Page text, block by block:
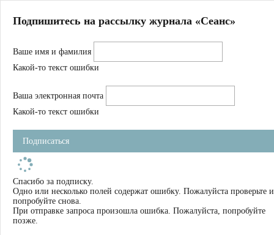
Магазин
Журнал
Школа
Устав
Фильмы
Имена
Тэги
О нас
Журнал
Книги
Подпишитесь на рассылку журнала «Сеанс»
Ваше имя и фамилия
Какой-то текст ошибки
Ваша электронная почта
Какой-то текст ошибки
Подписаться
Спасибо за подписку.
Одно или несколько полей содержат ошибку. Пожалуйста проверьте и
попробуйте снова.
При отправке запроса произошла ошибка. Пожалуйста, попробуйте
позже.